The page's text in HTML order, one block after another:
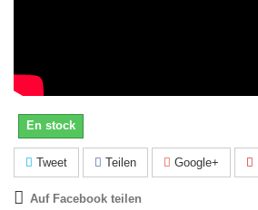
En stock
Tweet Teilen Google+
Auf Facebook teilen